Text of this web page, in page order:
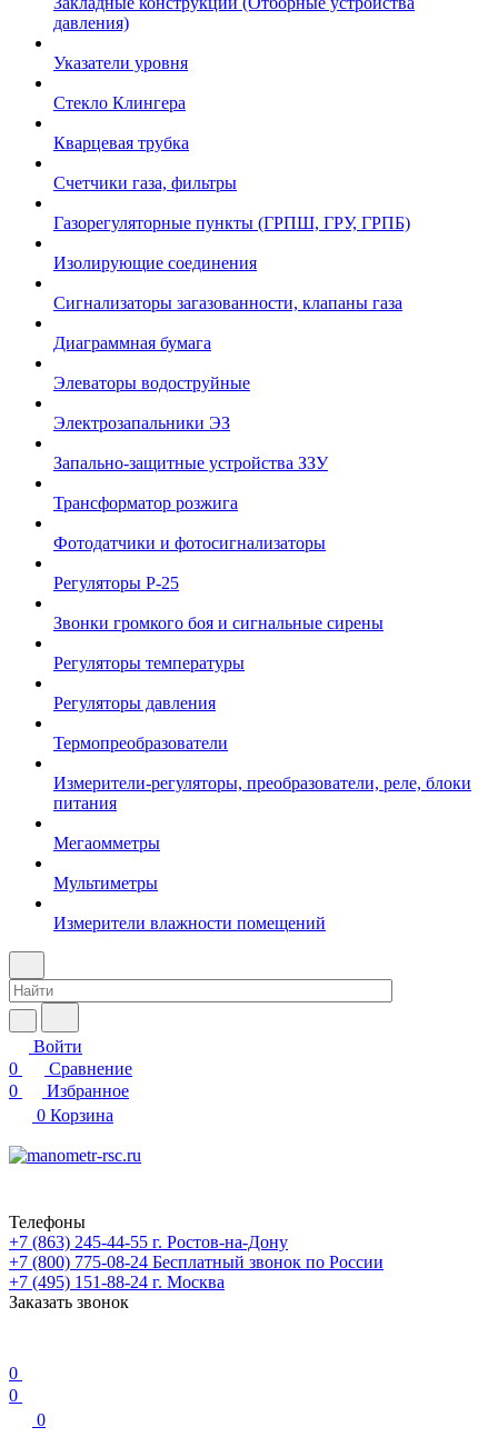
давления)
Указатели уровня
Стекло Клингера
Кварцевая трубка
Счетчики газа, фильтры
Газорегуляторные пункты (ГРПШ, ГРУ, ГРПБ)
Изолирующие соединения
Сигнализаторы загазованности, клапаны газа
Диаграммная бумага
Элеваторы водоструйные
Электрозапальники ЭЗ
Запально-защитные устройства ЗЗУ
Трансформатор розжига
Фотодатчики и фотосигнализаторы
Регуляторы Р-25
Звонки громкого боя и сигнальные сирены
Регуляторы температуры
Регуляторы давления
Термопреобразователи
Измерители-регуляторы, преобразователи, реле, блоки
питания
Мегаомметры
Мультиметры
Измерители влажности помещений
Войти
0
Сравнение
0
Избранное
0 Корзина
Телефоны
+7 (863) 245-44-55 г. Ростов-на-Дону
+7 (800) 775-08-24 Бесплатный звонок по России
+7 (495) 151-88-24 г. Москва
Заказать звонок
0
0
0